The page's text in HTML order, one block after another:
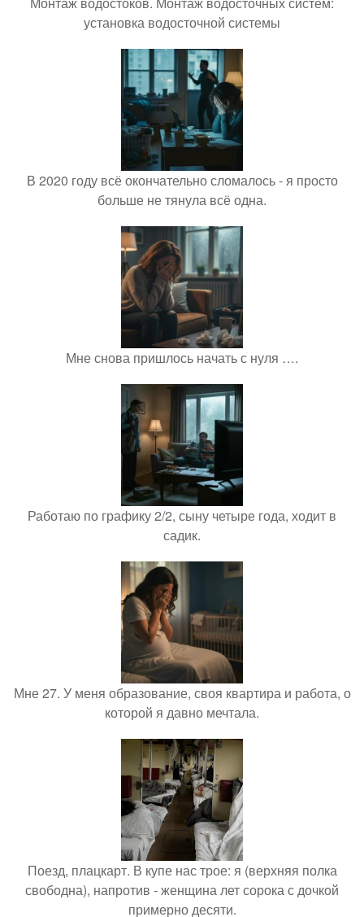
установка водосточной системы
В 2020 году всё окончательно сломалось - я просто
больше не тянула всё одна.
Мне снова пришлось начать с нуля ….
Работаю по графику 2/2, сыну четыре года, ходит в
садик.
Мне 27. У меня образование, своя квартира и работа, о
которой я давно мечтала.
Поезд, плацкарт. В купе нас трое: я (верхняя полка
свободна), напротив - женщина лет сорока с дочкой
примерно десяти.